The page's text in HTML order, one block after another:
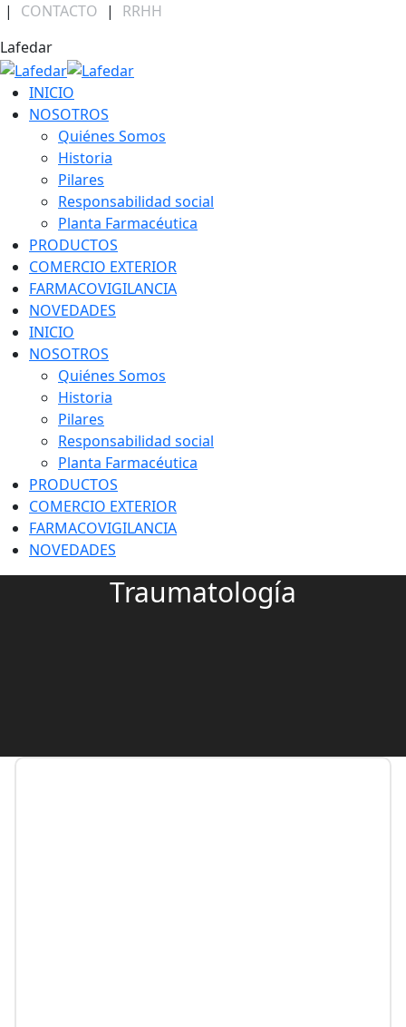
Skip
content
| CONTACTO |
RRHH
Facebook
page
opens
window
Linkedin
page
opens
window
Instagram
page
opens
window
Lafedar
INICIO
NOSOTROS
Quiénes Somos
Historia
Pilares
Responsabilidad social
Planta Farmacéutica
PRODUCTOS
COMERCIO EXTERIOR
FARMACOVIGILANCIA
NOVEDADES
INICIO
NOSOTROS
Quiénes Somos
Historia
Pilares
Responsabilidad social
Planta Farmacéutica
PRODUCTOS
COMERCIO EXTERIOR
FARMACOVIGILANCIA
NOVEDADES
Traumatología